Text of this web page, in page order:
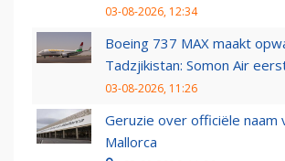
03-08-2026, 12:34
Boeing 737 MAX maakt
Tadzjikistan: Somon Air
03-08-2026, 11:26
Geruzie over officiële naam
Mallorca